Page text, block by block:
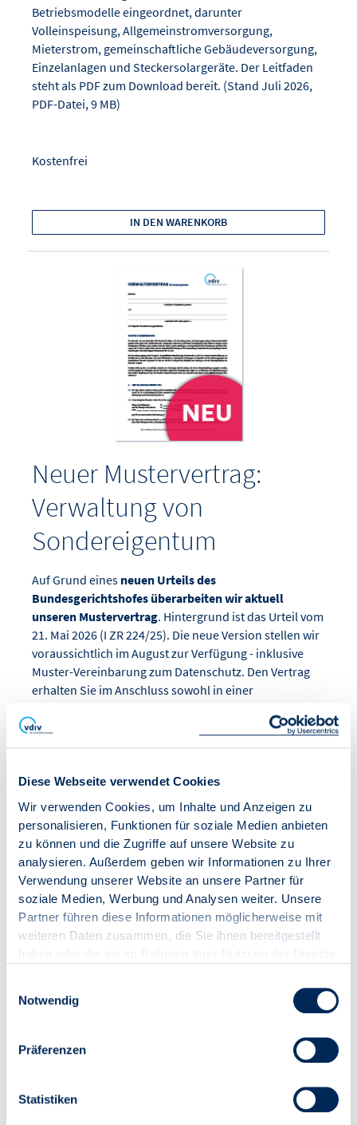
Diese Webseite verwendet Cookies
Wir verwenden Cookies, um Inhalte und Anzeigen zu
personalisieren, Funktionen für soziale Medien anbieten
zu können und die Zugriffe auf unsere Website zu
analysieren. Außerdem geben wir Informationen zu Ihrer
Verwendung unserer Website an unsere Partner für
soziale Medien, Werbung und Analysen weiter. Unsere
Partner führen diese Informationen möglicherweise mit
weiteren Daten zusammen, die Sie ihnen bereitgestellt
Notwendig
Präferenzen
Statistiken
Betriebsmodelle eingeordnet, darunter
Volleinspeisung, Allgemeinstromversorgung,
Mieterstrom, gemeinschaftliche Gebäudeversorgung,
Einzelanlagen und Steckersolargeräte. Der Leitfaden
steht als PDF zum Download bereit. (Stand Juli 2026,
PDF-Datei, 9 MB)
Kostenfrei
IN DEN WARENKORB
Neuer Mustervertrag:
Verwaltung von
Sondereigentum
Auf Grund eines neuen Urteils des
Bundesgerichtshofes überarbeiten wir aktuell
unseren Mustervertrag. Hintergrund ist das Urteil vom
21. Mai 2026 (I ZR 224/25). Die neue Version stellen wir
voraussichtlich im August zur Verfügung - inklusive
Muster-Vereinbarung zum Datenschutz. Den Vertrag
erhalten Sie im Anschluss sowohl in einer
Bitte beachten Sie die im Paket enthaltenen Copyright-
Hinweise.
Mitglieder:
0,00 € (0,00 € zzgl. 19,00 % USt.)
Nichtmitglieder:
82,11 € (69,00 € zzgl. 19,00 % USt.)
Dienstleister:
82,11 € (69,00 € zzgl. 19,00 % USt.)
IN DEN WARENKORB